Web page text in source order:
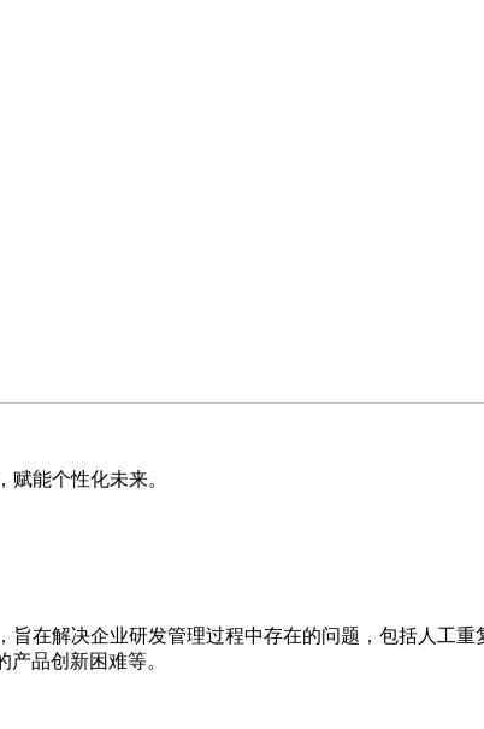
能个性化未来。
在解决企业研发管理过程中存在的问题，包括人工
品创新困难等。